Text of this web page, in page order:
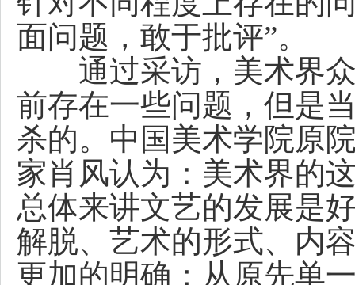
面问题，敢于批评”。
通过采访，美术界众
前存在一些问题，但是
杀的。中国美术学院原
家肖风认为：美术界的
总体来讲文艺的发展是
解脱、艺术的形式、内
更加的明确；从原先单